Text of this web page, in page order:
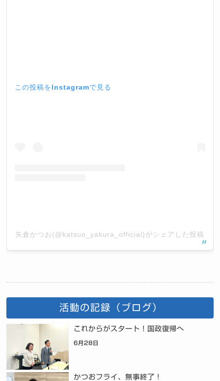
この投稿をInstagramで見る
矢倉かつお(@katsuo_yakura_official)がシェアした投稿
活動の記録（ブログ）
これからがスタート！国政復帰へ
6月28日
かつおフライ、無事終了！